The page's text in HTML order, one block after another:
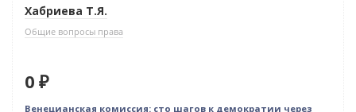
Хабриева Т.Я.
Общие вопросы права
0 ₽
Венецианская комиссия: сто шагов к демократии через